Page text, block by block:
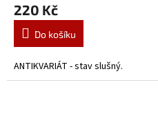
220 Kč
Do košíku
ANTIKVARIÁT - stav slušný.